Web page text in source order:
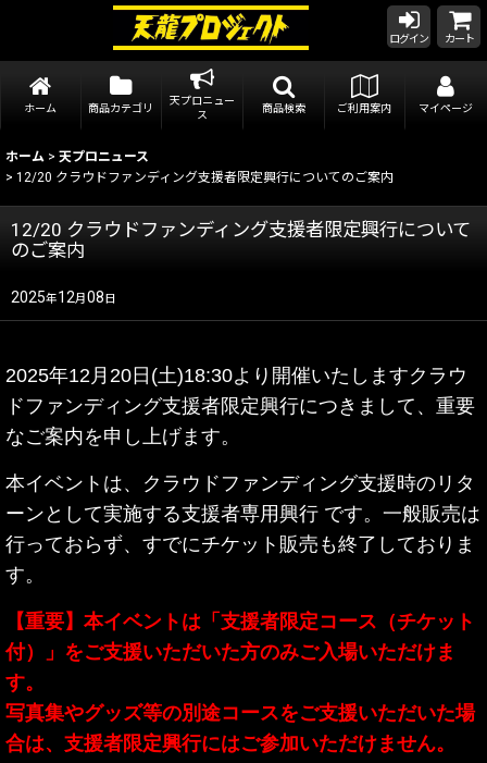
ログイン カート
ホーム 商品カテゴリ
天プロニュー
ス
商品検索 ご利用案内 マイページ
ホーム > 天プロニュース
> 12/20 クラウドファンディング支援者限定興行についてのご案内
12/20 クラウドファンディング支援者限定興行について
のご案内
2025年12月 08 日
2025年12月20日(土)18:30より開催いたしますクラウ
ドファンディング支援者限定興行につきまして、重要
なご案内を申し上げます。
本イベントは、クラウドファンディング支援時のリタ
ーンとして実施する支援者専用興行 です。一般販売は
行っておらず、すでにチケット販売も終了しておりま
す。
【重要】本イベントは「支援者限定コース（チケット
付）」をご支援いただいた方のみご入場いただけま
す。
写真集やグッズ等の別途コースをご支援いただいた場
合は、支援者限定興行にはご参加いただけません。